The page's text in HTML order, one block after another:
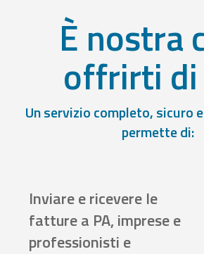
È nostra
offrirti di
Un servizio completo, sicuro
permette di:
Inviare e ricevere le
fatture a PA, imprese e
professionisti e